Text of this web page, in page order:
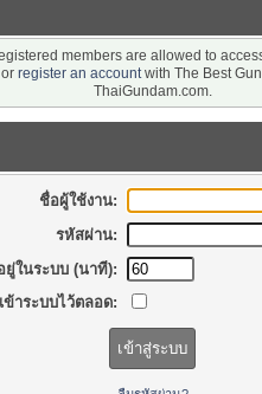
members are allowed to
orregister an account with The Best
ThaiGundam.com.
ชื่อผู้ใช้งาน:
รหัสผ่าน:
ยู่ในระบบ (นาที):
ข้าระบบไว้ตลอด: